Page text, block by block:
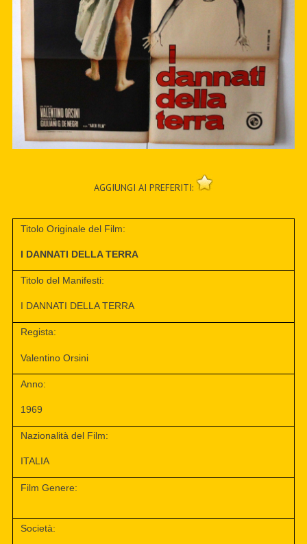
AGGIUNGI AI PREFERITI:
Titolo Originale del Film:
I DANNATI DELLA TERRA
Titolo del Manifesti:
I DANNATI DELLA TERRA
Regista:
Valentino Orsini
Anno:
1969
Nazionalità del Film:
ITALIA
Film Genere:
Società: